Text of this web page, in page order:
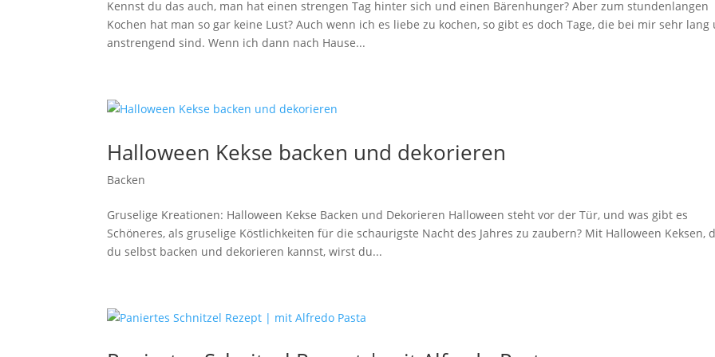
Kennst du das auch, man hat einen strengen Tag hinter sich und einen Bärenhunger? Aber zum stundenlangen
Kochen hat man so gar keine Lust? Auch wenn ich es liebe zu kochen, so gibt es doch Tage, die bei mir sehr lang
anstrengend sind. Wenn ich dann nach Hause...
Halloween Kekse backen und dekorieren
Backen
Gruselige Kreationen: Halloween Kekse Backen und Dekorieren Halloween steht vor der Tür, und was gibt es
Schöneres, als gruselige Köstlichkeiten für die schaurigste Nacht des Jahres zu zaubern? Mit Halloween Keksen,
du selbst backen und dekorieren kannst, wirst du...